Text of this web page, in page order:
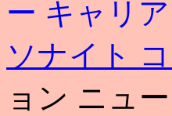
ー キャリ
ソナイト
ョン ニュ